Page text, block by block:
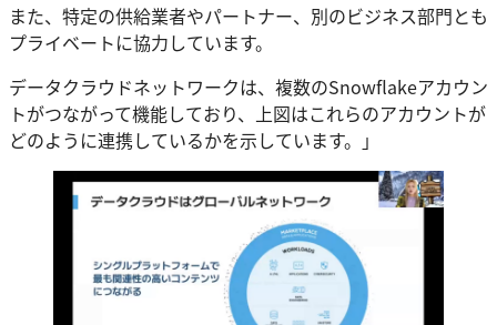
また、特定の供給業者やパートナー、別のビジネス部門とも
プライベートに協力しています。
データクラウドネットワークは、複数のSnowflakeアカウン
トがつながって機能しており、上図はこれらのアカウントが
どのように連携しているかを示しています。」